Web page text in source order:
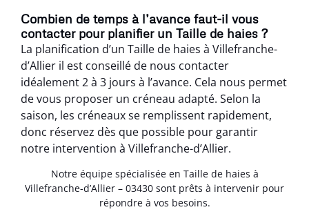
Combien de temps à l’avance faut-il vous
contacter pour planifier un Taille de haies ?
La planification d’un Taille de haies à Villefranche-
d’Allier il est conseillé de nous contacter
idéalement 2 à 3 jours à l’avance. Cela nous permet
de vous proposer un créneau adapté. Selon la
saison, les créneaux se remplissent rapidement,
donc réservez dès que possible pour garantir
notre intervention à Villefranche-d’Allier.
Notre équipe spécialisée en Taille de haies à
Villefranche-d’Allier – 03430 sont prêts à intervenir pour
répondre à vos besoins.